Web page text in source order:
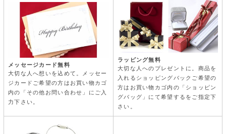
メッセージカード無料
大切な人へ想いを込めて。メッセー
ジカードご希望の方はお買い物カゴ
内の「その他お問い合わせ」にご入
力下さい。
ラッピング無料
大切な人へのプレゼントに。商品を
入れるショッピングバックご希望の
方はお買い物カゴ内の「ショッピン
グバッグ」にて希望するをご指定下
さい。